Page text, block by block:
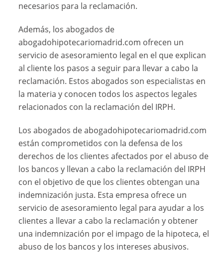
necesarios para la reclamación.
Además, los abogados de
abogadohipotecariomadrid.com ofrecen un
servicio de asesoramiento legal en el que explican
al cliente los pasos a seguir para llevar a cabo la
reclamación. Estos abogados son especialistas en
la materia y conocen todos los aspectos legales
relacionados con la reclamación del IRPH.
Los abogados de abogadohipotecariomadrid.com
están comprometidos con la defensa de los
derechos de los clientes afectados por el abuso de
los bancos y llevan a cabo la reclamación del IRPH
con el objetivo de que los clientes obtengan una
indemnización justa. Esta empresa ofrece un
servicio de asesoramiento legal para ayudar a los
clientes a llevar a cabo la reclamación y obtener
una indemnización por el impago de la hipoteca, el
abuso de los bancos y los intereses abusivos.